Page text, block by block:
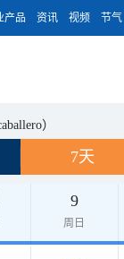
产品 资讯 视频 节气
）
7天
9
周日